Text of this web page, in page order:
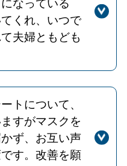
度な医療提供体制を
重要であると考えて
科において土曜日
のもその一環であ
くれ、いつで
夫婦ともども
り、心より感謝申し
赤ちゃんが健やかに
一同全身全霊頑張
を持って頑張って
トについて、
すがマスクを
ず、お互い声
す。改善を願